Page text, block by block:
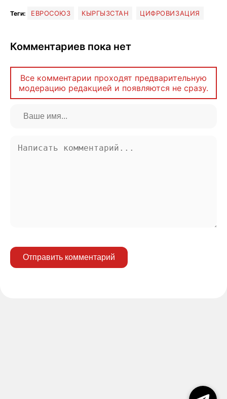
Теги: ЕВРОСОЮЗ КЫРГЫЗСТАН ЦИФРОВИЗАЦИЯ
Комментариев пока нет
Все комментарии проходят предварительную
модерацию редакцией и появляются не сразу.
Отправить комментарий